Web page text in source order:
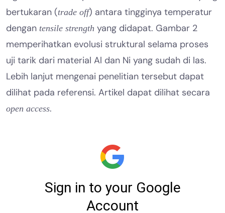
bertukaran (trade off) antara tingginya temperatur
dengan tensile strength yang didapat. Gambar 2
memperihatkan evolusi struktural selama proses
uji tarik dari material Al dan Ni yang sudah di las.
Lebih lanjut mengenai penelitian tersebut dapat
dilihat pada referensi. Artikel dapat dilihat secara
open access.